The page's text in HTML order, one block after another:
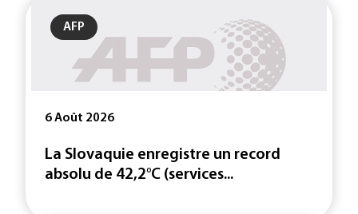
AFP
6 Août 2026
La Slovaquie enregistre un record
absolu de 42,2°C (services...